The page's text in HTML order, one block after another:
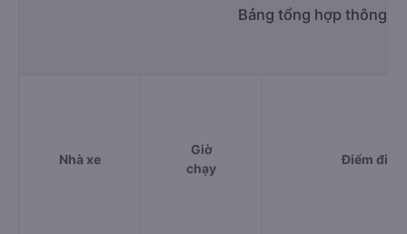
Bảng tổng hợp thông
Nhà xe
Giờ
chạy
Điểm đi